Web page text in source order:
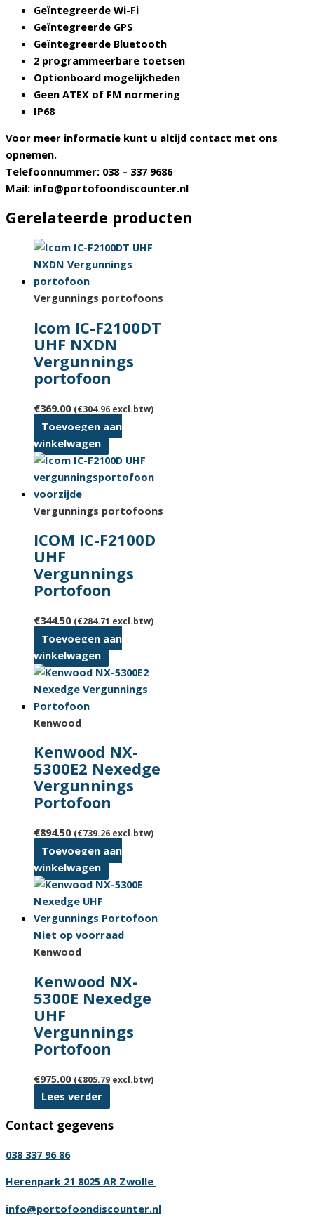
Geïntegreerde Wi-Fi
Geïntegreerde GPS
Geïntegreerde Bluetooth
2 programmeerbare toetsen
Optionboard mogelijkheden
Geen ATEX of FM normering
IP68
Voor meer informatie kunt u altijd contact met ons
opnemen.
Telefoonnummer: 038 – 337 9686
Mail: info@portofoondiscounter.nl
Gerelateerde producten
Vergunnings portofoons
Icom IC-F2100DT
UHF NXDN
Vergunnings
portofoon
€369.00 (€304.96 excl.btw)
Toevoegen aan
winkelwagen
Vergunnings portofoons
ICOM IC-F2100D
UHF
Vergunnings
Portofoon
€344.50 (€284.71 excl.btw)
Toevoegen aan
winkelwagen
Kenwood
Kenwood NX-
5300E2 Nexedge
Vergunnings
Portofoon
€894.50 (€739.26 excl.btw)
Toevoegen aan
winkelwagen
Niet op voorraad
Kenwood
Kenwood NX-
5300E Nexedge
UHF
Vergunnings
Portofoon
€975.00 (€805.79 excl.btw)
Lees verder
Contact gegevens
038 337 96 86
Herenpark 21 8025 AR Zwolle
info@portofoondiscounter.nl